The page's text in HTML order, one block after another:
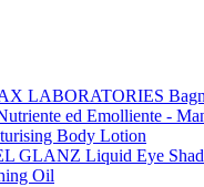
LABORATORIES
ed Emolliente -
Body Lotion
GLANZ Liquid Eye
Oil